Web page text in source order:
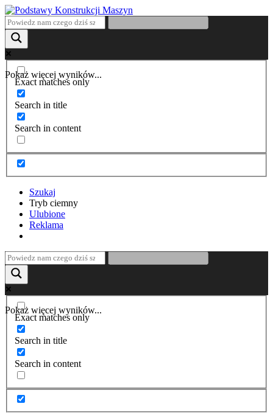
Pokaż więcej wyników...
Exact matches only
Search in title
Search in content
Szukaj
Tryb ciemny
Ulubione
Reklama
Pokaż więcej wyników...
Exact matches only
Search in title
Search in content